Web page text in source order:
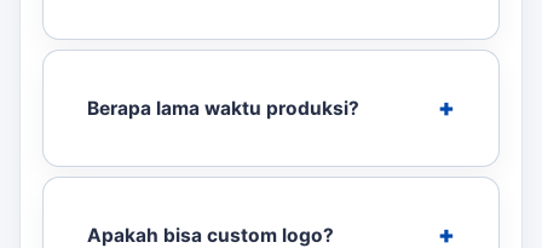
Berapa lama waktu produksi?
Apakah bisa custom logo?